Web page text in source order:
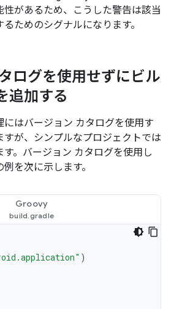
があるため、こうした警告は該当
ためのシグナルになります。
ログを使用せずにビル
追加する
はバージョン カタログを使用す
すが、シンプルなプロジェクトでは
。バージョン カタログを使用し
を次に示します。
Groovy
)